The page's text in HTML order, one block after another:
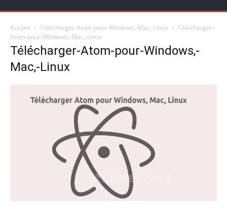
Accueil Télécharger-Atom-pour-Windows,-Mac,-Linux
Télécharger-
Atom-pour-Windows,-Mac,-Linux
Télécharger-Atom-pour-Windows,-
Mac,-Linux